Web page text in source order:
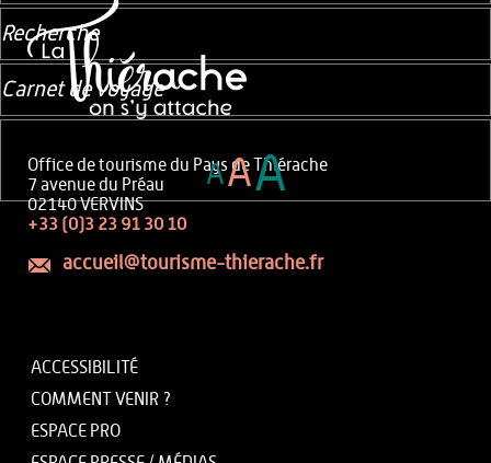
Office de tourisme du Pays de Thiérache
7 avenue du Préau
02140 VERVINS
+33 (0)3 23 91 30 10
accueil@tourisme-thierache.fr
ACCESSIBILITÉ
COMMENT VENIR ?
ESPACE PRO
Recherche
Carnet de voyage
AAA